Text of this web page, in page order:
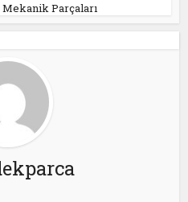
Mekanik Parçaları